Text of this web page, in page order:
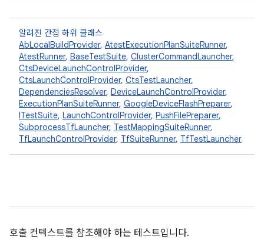
알려진 간접 하위 클래스
AbLocalBuildProvider, AtestExecutionPlanSuiteRunner,
AtestRunner, BaseTestSuite, ClusterCommandLauncher,
CtsDeviceLaunchControlProvider,
CtsLaunchControlProvider, CtsTestLauncher,
DependenciesResolver, DeviceLaunchControlProvider,
ExecutionPlanSuiteRunner, GoogleDeviceFlashPreparer,
ITestSuite, LaunchControlProvider, PushFilePreparer,
SubprocessTfLauncher, TestMappingSuiteRunner,
TfLaunchControlProvider, TfSuiteRunner, TfTestLauncher
호출 컨텍스트를 참조해야 하는 테스트입니다.